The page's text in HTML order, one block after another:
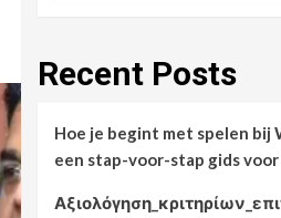
Recent Posts
Hoe je begint met spelen bij
een stap-voor-stap gids